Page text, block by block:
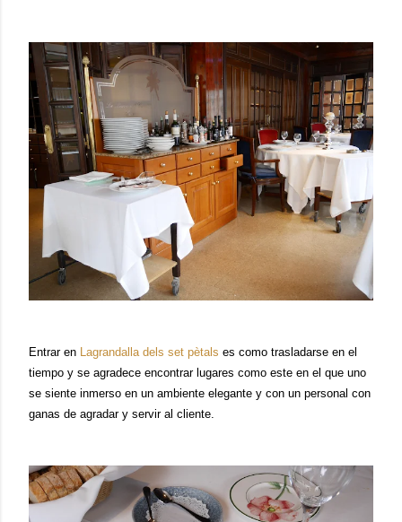
Entrar en Lagrandalla dels set pètals es como trasladarse en el
tiempo y se agradece encontrar lugares como este en el que uno
se siente inmerso en un ambiente elegante y con un personal con
ganas de agradar y servir al cliente.